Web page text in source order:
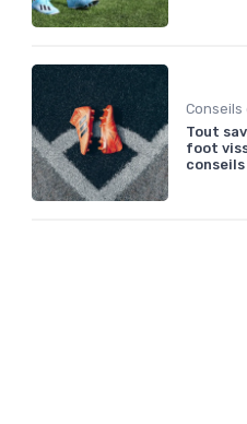
Conseils
Tout
foot
conseils